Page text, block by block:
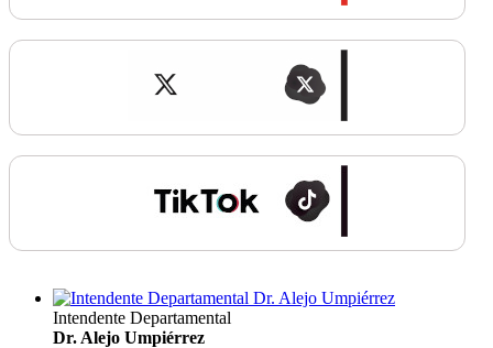
Intendente Departamental
Dr. Alejo Umpiérrez